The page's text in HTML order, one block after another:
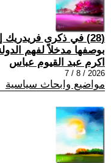
(28) في ذكرى فريدريك
بوصفها مدخلاً لفهم
اكرم عبد القيوم عباس
2026 / 8 / 7
مواضيع وابحاث سياسية